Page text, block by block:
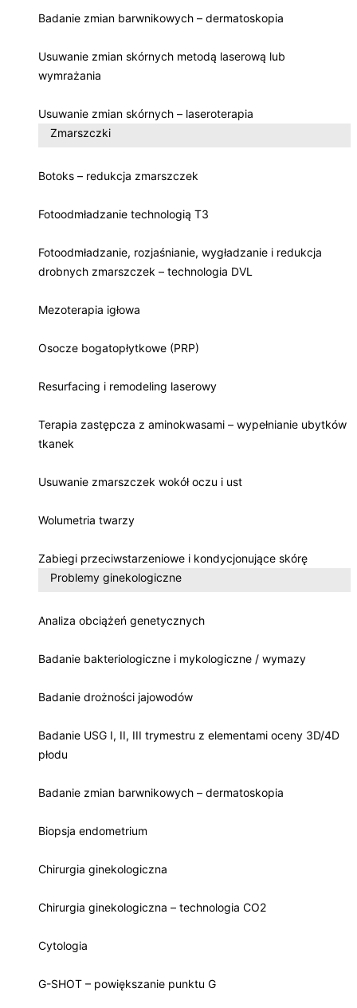
Badanie zmian barwnikowych – dermatoskopia
Usuwanie zmian skórnych metodą laserową lub
wymrażania
Usuwanie zmian skórnych – laseroterapia
Zmarszczki
Botoks – redukcja zmarszczek
Fotoodmładzanie technologią T3
Fotoodmładzanie, rozjaśnianie, wygładzanie i redukcja
drobnych zmarszczek – technologia DVL
Mezoterapia igłowa
Osocze bogatopłytkowe (PRP)
Resurfacing i remodeling laserowy
Terapia zastępcza z aminokwasami – wypełnianie ubytków
tkanek
Usuwanie zmarszczek wokół oczu i ust
Wolumetria twarzy
Zabiegi przeciwstarzeniowe i kondycjonujące skórę
Problemy ginekologiczne
Analiza obciążeń genetycznych
Badanie bakteriologiczne i mykologiczne / wymazy
Badanie drożności jajowodów
Badanie USG I, II, III trymestru z elementami oceny 3D/4D
płodu
Badanie zmian barwnikowych – dermatoskopia
Biopsja endometrium
Chirurgia ginekologiczna
Chirurgia ginekologiczna – technologia CO2
Cytologia
G-SHOT – powiększanie punktu G